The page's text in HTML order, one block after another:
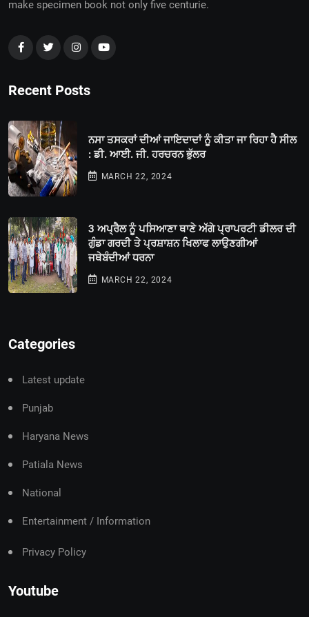
make specimen book not only five centurie.
Recent Posts
ਨਸਾ ਤਸਕਰਾਂ ਦੀਆਂ ਜਾਇਦਾਦਾਂ ਨੂੰ ਕੀਤਾ ਜਾ ਰਿਹਾ ਹੈ ਸੀਲ
: ਡੀ. ਆਈ. ਜੀ. ਹਰਚਰਨ ਭੁੱਲਰ
MARCH 22, 2024
3 ਅਪ੍ਰੈਲ ਨੂੰ ਪਸਿਆਣਾ ਥਾਣੇ ਅੱਗੇ ਪ੍ਰਾਪਰਟੀ ਡੀਲਰ ਦੀ
ਗੁੰਡਾ ਗਰਦੀ ਤੇ ਪ੍ਰਸ਼ਾਸ਼ਨ ਖਿਲਾਫ ਲਾਉਣਗੀਆਂ
ਜਥੇਬੰਦੀਆਂ ਧਰਨਾ
MARCH 22, 2024
Categories
Latest update
Punjab
Haryana News
Patiala News
National
Entertainment / Information
Privacy Policy
Youtube